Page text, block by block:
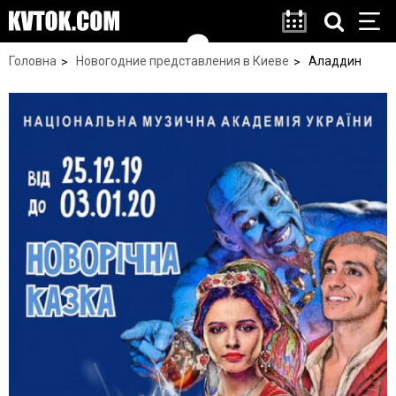
Головна Новогодние представления в Киеве Аладдин